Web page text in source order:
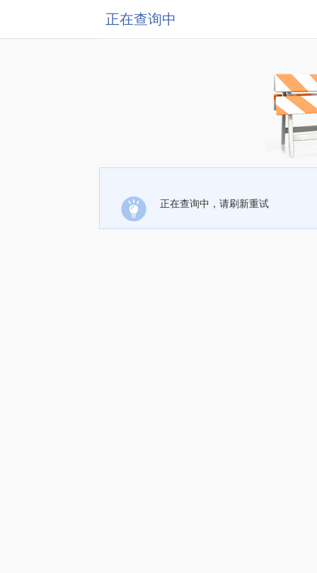
正在查询中
正在查询中，请刷新重试